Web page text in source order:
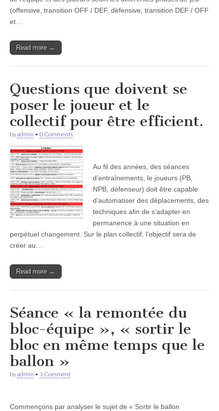
(offensive, transition OFF / DEF, défensive, transition DEF / OFF
et…
Read more →
Questions que doivent se
poser le joueur et le
collectif pour être efficient.
byadmin • 0 Comments
Au fil des années, des séances
d’entraînements, le joueurs (PB,
NPB, défenseur) doit être capable
d’automatiser des déplacements, des
techniques afin de s’adapter en
permanence à une situation en
perpétuel changement. Sur le plan collectif, l’objectif sera de
créer au…
Read more →
Séance « la remontée du
bloc-équipe », « sortir le
bloc en même temps que le
ballon »
byadmin • 1 Comment
Commençons par analyser le sujet de « Sortir le ballon